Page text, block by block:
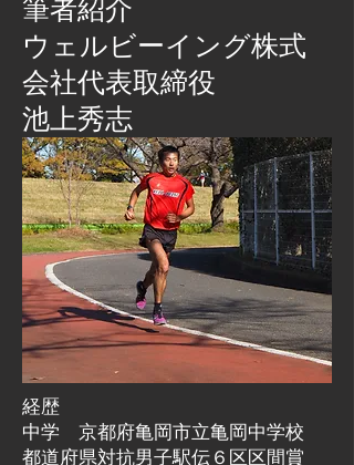
筆者紹介
​ウェルビーイング株式
会社代表取締役
池上秀志
経歴
中学 京都府亀岡市立亀岡中学校
都道府県対抗男子駅伝６区区間賞